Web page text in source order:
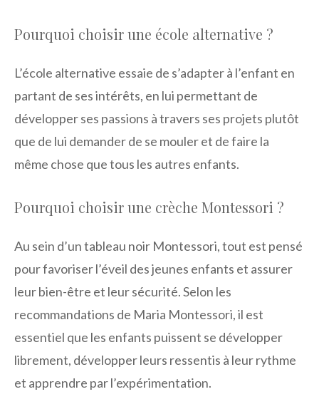
Pourquoi choisir une école alternative ?
L’école alternative essaie de s’adapter à l’enfant en
partant de ses intérêts, en lui permettant de
développer ses passions à travers ses projets plutôt
que de lui demander de se mouler et de faire la
même chose que tous les autres enfants.
Pourquoi choisir une crèche Montessori ?
Au sein d’un tableau noir Montessori, tout est pensé
pour favoriser l’éveil des jeunes enfants et assurer
leur bien-être et leur sécurité. Selon les
recommandations de Maria Montessori, il est
essentiel que les enfants puissent se développer
librement, développer leurs ressentis à leur rythme
et apprendre par l’expérimentation.